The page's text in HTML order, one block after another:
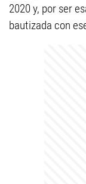
2020 y, por ser
bautizada con